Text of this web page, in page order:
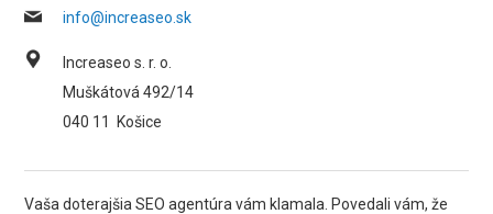
info@increaseo.sk
Increaseo s. r. o.
Muškátová 492/14
040 11
Košice
Vaša doterajšia SEO agentúra vám klamala. Povedali vám, že